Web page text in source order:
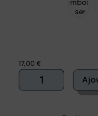
17,00€
quantité